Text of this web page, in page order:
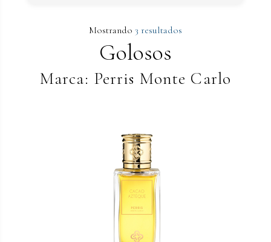
Mostrando 3 resultados
Golosos
Marca: Perris Monte Carlo